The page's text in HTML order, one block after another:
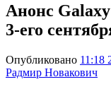
Анонс
3-его
Опубликовано 11:18
Радмир Новакович